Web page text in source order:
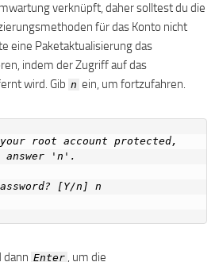
verknüpft, daher solltest du die
für das Konto nicht
eine Paketaktualisierung das
indem der Zugriff auf das
wird. Gib n ein, um fortzufahren.
root account protected,
answer 'n'.
[Y/n] n
dann Enter , um die